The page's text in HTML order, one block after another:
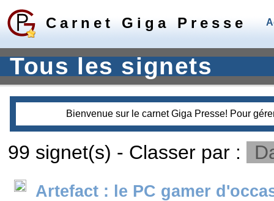
Carnet Giga Presse
Tous les signets
Bienvenue sur le carnet Giga Presse! Pour
99 signet(s) - Classer par :
Artefact : le PC gamer